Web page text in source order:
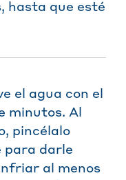
hasta que esté
el agua con el
minutos. Al
pincélalo
para darle
al menos